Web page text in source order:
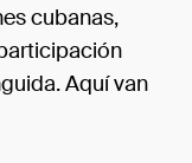
cubanas,
Aquí van